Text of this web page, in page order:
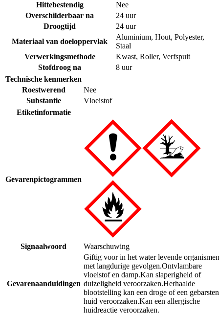
Hittebestendig
Nee
Overschilderbaar na
24 uur
Droogtijd
24 uur
Materiaal van doeloppervlak
Aluminium, Hout, Polyester,
Staal
Verwerkingsmethode
Kwast, Roller, Verfspuit
Stofdroog na
8 uur
Technische kenmerken
Roestwerend
Nee
Substantie
Vloeistof
Etiketinformatie
Gevarenpictogrammen
Signaalwoord Waarschuwing
Gevarenaanduidingen
Giftig voor in het water levende
met langdurige gevolgen.Ontvlambare
vloeistof en damp.Kan slaperigheid of
duizeligheid veroorzaken.Herhaalde
blootstelling kan een droge of een gebarsten
huid veroorzaken.Kan een allergische
huidreactie veroorzaken.